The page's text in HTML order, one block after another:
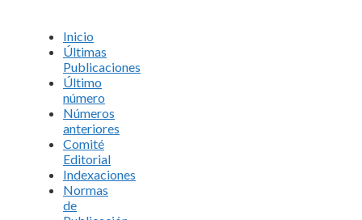
Inicio
Últimas
Publicaciones
Último
número
Números
anteriores
Comité
Editorial
Indexaciones
Normas
de